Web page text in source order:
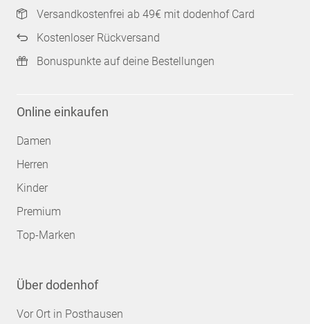
Versandkostenfrei ab 49€ mit dodenhof Card
Kostenloser Rückversand
Bonuspunkte auf deine Bestellungen
Online einkaufen
Damen
Herren
Kinder
Premium
Top-Marken
Über dodenhof
Vor Ort in Posthausen